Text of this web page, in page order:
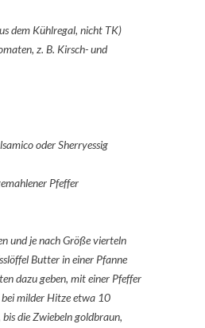
dem Kühlregal, nicht TK)
z. B. Kirsch- und
oder Sherryessig
Pfeffer
und je nach Größe vierteln
Butter in einer Pfanne
dazu geben, mit einer Pfeffer
milder Hitze etwa 10
die Zwiebeln goldbraun,